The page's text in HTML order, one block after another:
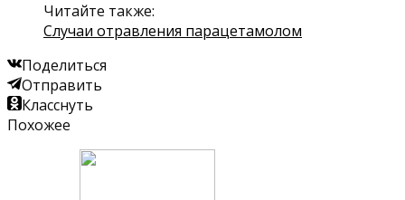
Читайте также:
Случаи отравления парацетамолом
Поделиться
Отправить
Класснуть
Похожее